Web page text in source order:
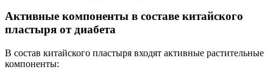
Активные компоненты в составе китайского
пластыря от диабета
В состав китайского пластыря входят активные растительные
компоненты: